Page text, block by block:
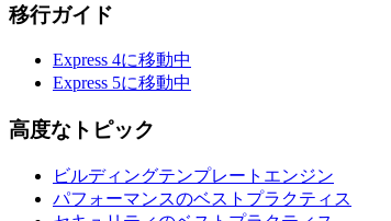
移行ガイド
Express 4に移動中
Express 5に移動中
高度なトピック
ビルディングテンプレートエンジン
パフォーマンスのベストプラクティス